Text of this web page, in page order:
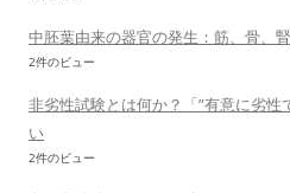
中胚葉由来の器官の発生：筋、骨、腎
2件のビュー
非劣性試験とは何か？「”有意に劣性
い
2件のビュー